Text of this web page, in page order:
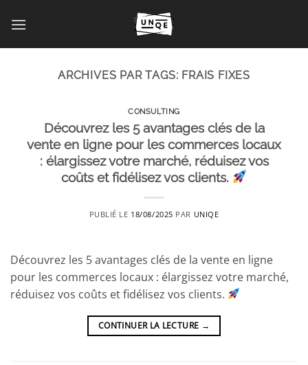
au
ARCHIVES PAR TAGS: FRAIS FIXES
CONSULTING
Découvrez les 5 avantages clés de la
vente en ligne pour les commerces locaux
: élargissez votre marché, réduisez vos
coûts et fidélisez vos clients.
PUBLIÉ LE 18/08/2025 PAR UNIQE
Découvrez les 5 avantages clés de la vente en ligne
pour les commerces locaux : élargissez votre marché,
réduisez vos coûts et fidélisez vos clients.
CONTINUER LA LECTURE →